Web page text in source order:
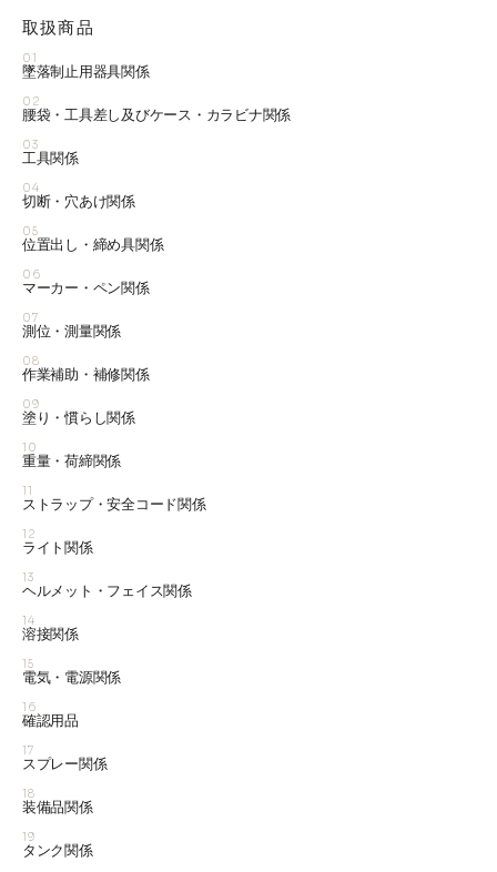
取扱商品
01
墜落制止用器具関係
02
腰袋・工具差し及びケース・カラビナ関係
03
工具関係
04
切断・穴あけ関係
05
位置出し・締め具関係
06
マーカー・ペン関係
07
測位・測量関係
08
作業補助・補修関係
09
塗り・慣らし関係
10
重量・荷締関係
11
ストラップ・安全コード関係
12
ライト関係
13
ヘルメット・フェイス関係
14
溶接関係
15
電気・電源関係
16
確認用品
17
スプレー関係
18
装備品関係
19
タンク関係